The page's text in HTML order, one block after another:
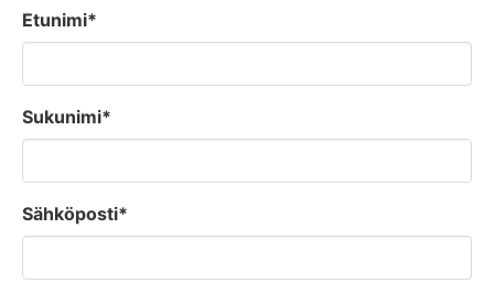
Etunimi*
Sukunimi*
Sähköposti*